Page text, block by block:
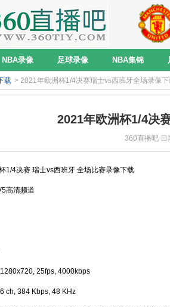
NBA录像 足球录像 NBA集锦
载 > 2021年欧洲杯1/4决赛瑞士vs西班牙全场录像
2021年欧洲杯1/4决
360直播吧 日
1/4决赛 瑞士vs西班牙 全场比赛录像下载
高清频道
25fps, 4000kbps
ch, 384 Kbps, 48 KHz